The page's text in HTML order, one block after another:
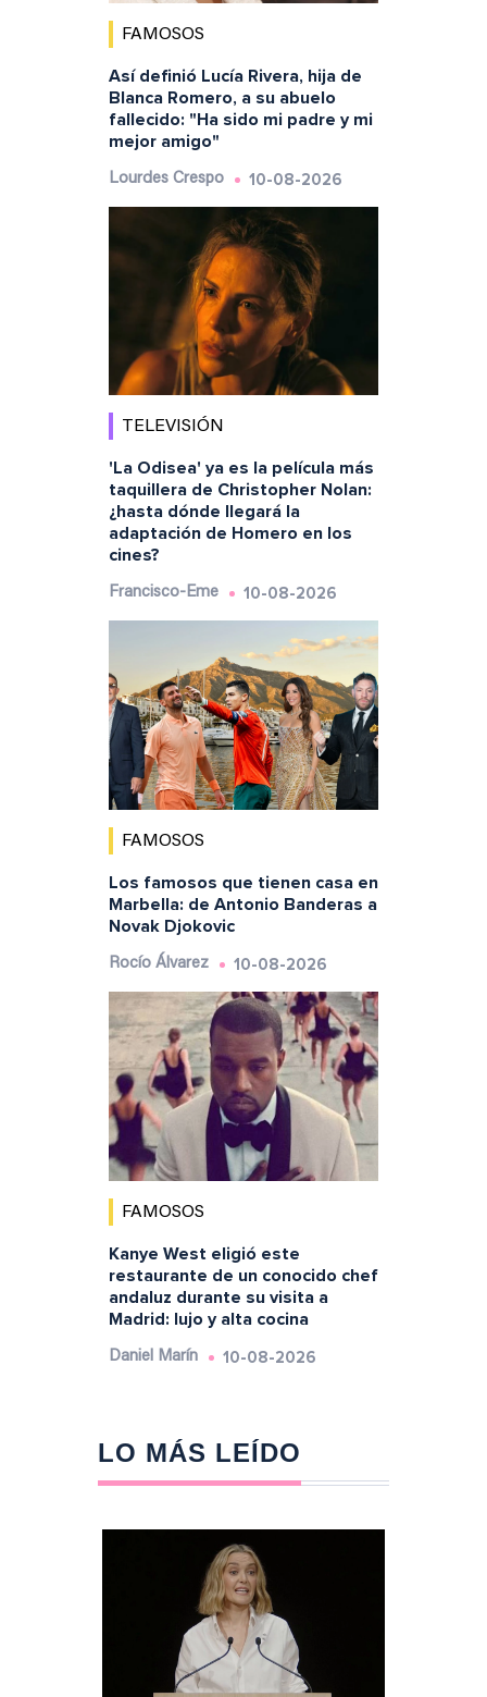
FAMOSOS
Así definió Lucía Rivera, hija de
Blanca Romero, a su abuelo
fallecido: "Ha sido mi padre y mi
mejor amigo"
Lourdes Crespo 10-08-2026
TELEVISIÓN
'La Odisea' ya es la película más
taquillera de Christopher Nolan:
¿hasta dónde llegará la
adaptación de Homero en los
cines?
Francisco-Eme 10-08-2026
FAMOSOS
Los famosos que tienen casa en
Marbella: de Antonio Banderas a
Novak Djokovic
Rocío Álvarez 10-08-2026
FAMOSOS
Kanye West eligió este
restaurante de un conocido chef
andaluz durante su visita a
Madrid: lujo y alta cocina
Daniel Marín 10-08-2026
LO MÁS LEÍDO